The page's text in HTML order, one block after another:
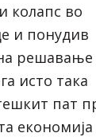
колапс во
и понудив
решавање
исто така
пат
економија